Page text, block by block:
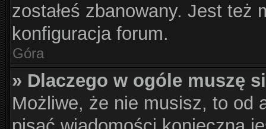
zostałeś zbanowany. Jest też
konfiguracja forum.
Góra
» Dlaczego w ogóle muszę
Możliwe, że nie musisz, to od